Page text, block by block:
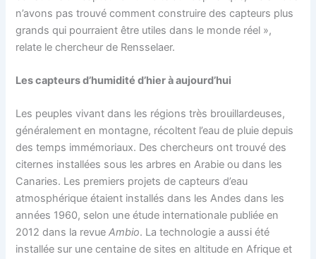
n’avons pas trouvé comment construire des capteurs plus
grands qui pourraient être utiles dans le monde réel »,
relate le chercheur de Rensselaer.
Les capteurs d’humidité d’hier à aujourd’hui
Les peuples vivant dans les régions très brouillardeuses,
généralement en montagne, récoltent l’eau de pluie depuis
des temps immémoriaux. Des chercheurs ont trouvé des
citernes installées sous les arbres en Arabie ou dans les
Canaries. Les premiers projets de capteurs d’eau
atmosphérique étaient installés dans les Andes dans les
années 1960, selon une étude internationale publiée en
2012 dans la revueAmbio. La technologie a aussi été
installée sur une centaine de sites en altitude en Afrique et